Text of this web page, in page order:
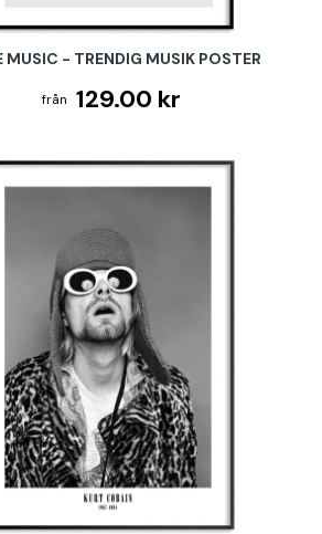
MUSIC - TRENDIG MUSIK POSTER
129.00 kr